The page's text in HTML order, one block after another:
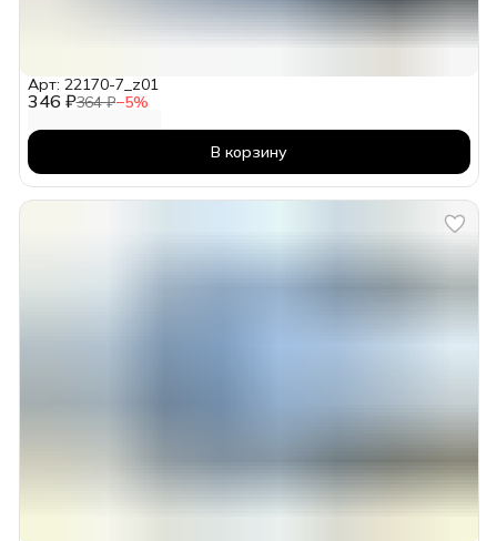
346 ₽364 ₽−5%
Арт: 22170-7_z01
В корзину